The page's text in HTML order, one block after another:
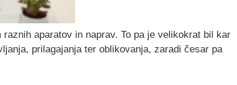
aparatov in naprav. To pa je velikokrat bil kar
prilagajanja ter oblikovanja, zaradi česar pa